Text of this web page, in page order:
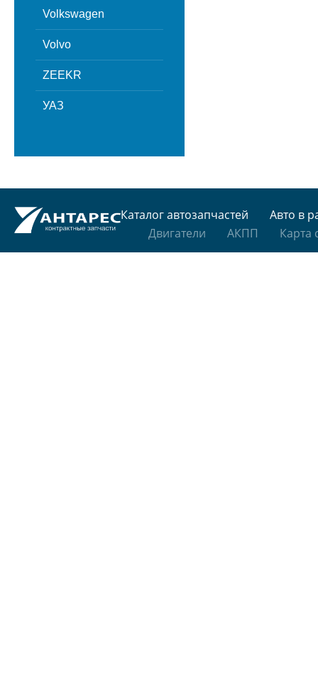
Volkswagen
Volvo
ZEEKR
УАЗ
Каталог автозапчастей
Авто в
Двигатели
АКПП Карта